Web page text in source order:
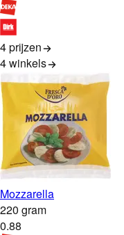
4 prijzen
4winkels
Mozzarella
220 gram
0.88